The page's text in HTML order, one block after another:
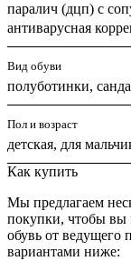
паралич (дцп) с
антиварусная
Вид обуви
полуботинки,
Пол и возраст
детская, для
Как купить
Мы предлагаем
покупки, чтобы вы
обувь от ведущего
вариантами ниже: